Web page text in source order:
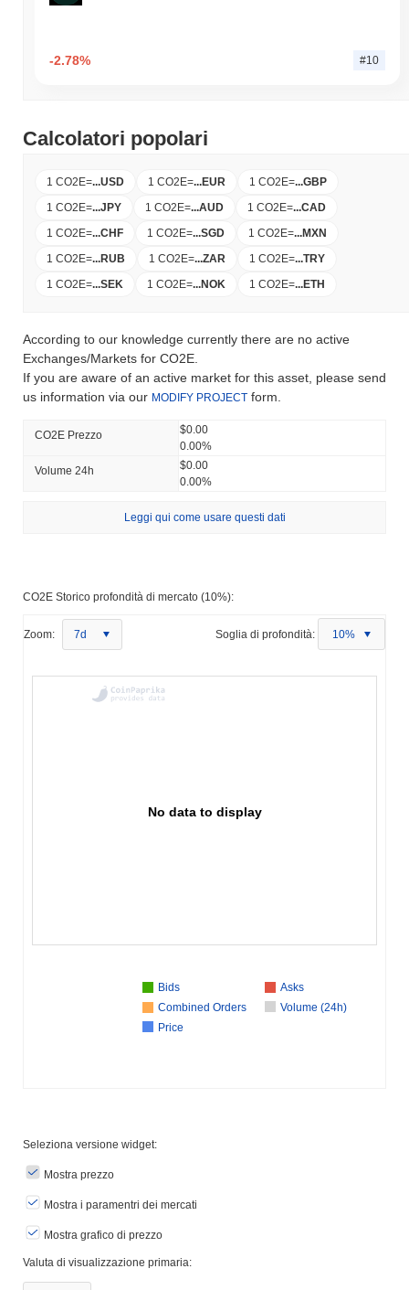
-2.78% #10
Calcolatori popolari
1 CO2E=...USD 1 CO2E=...EUR 1 CO2E=...GBP
1 CO2E=...JPY 1 CO2E=...AUD 1 CO2E=...CAD
1 CO2E=...CHF 1 CO2E=...SGD 1 CO2E=...MXN
1 CO2E=...RUB 1 CO2E=...ZAR 1 CO2E=...TRY
1 CO2E=...SEK 1 CO2E=...NOK 1 CO2E=...ETH
According to our knowledge currently there are no active
Exchanges/Markets for CO2E.
If you are aware of an active market for this asset, please send
us information via our MODIFY PROJECT form.
CO2E Prezzo
$0.00
0.00%
Volume 24h
$0.00
0.00%
Leggi qui come usare questi dati
CO2E Storico profondità di mercato (10%):
Zoom: 7d Soglia di profondità: 10%
No data to display
Bids
Asks
Combined Orders
Volume (24h)
Price
Seleziona versione widget:
Mostra prezzo
Mostra i paramentri dei mercati
Mostra grafico di prezzo
Valuta di visualizzazione primaria: